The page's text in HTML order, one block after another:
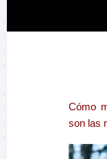
Cómo
son las